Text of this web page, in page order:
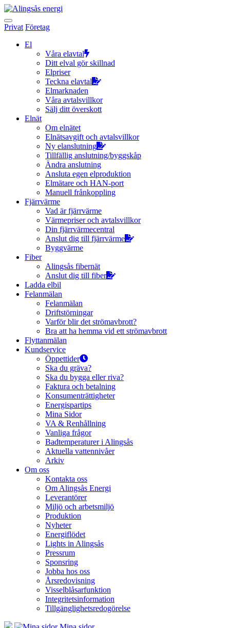
Hoppa
till
innehållet
Privat Företag
El
Våra elavtal
Ditt elval gör skillnad
Elpriser
Teckna elavtal
Elmarknaden
Våra avtalsvillkor
Sälj ditt överskott
Elnät
Om elnätet
Elnätsavgift och avtalsvillkor
Ny elanslutning
Tillfällig anslutning/byggskåp
Ändra anslutning
Ansluta egen elproduktion
Elmätare och HAN-port
Manuell frånkoppling
Fjärrvärme
Vad är fjärrvärme
Värmepriser och avtalsvillkor
Din fjärrvärmecentral
Anslut dig till fjärrvärme
Byggvärme
Fiber
Alingsås fibernät
Anslut dig till fiber
Ladda elbil
Felanmälan
Felanmälan
Driftstörningar
Varför blir det strömavbrott?
Bra att ha hemma vid ett strömavbrott
Flyttanmälan
Kundservice
Öppettider
Ska du gräva?
Ska du bygga eller riva?
Faktura och betalning
Konsumenträttigheter
Energispartips
Mina Sidor
VA & Renhållning
Vanliga frågor
Badtemperaturer i Alingsås
Aktuella vattennivåer
Arkiv
Om oss
Kontakta oss
Om Alingsås Energi
Leverantörer
Miljö och arbetsmiljö
Produktion
Nyheter
Energiflödet
Lights in Alingsås
Pressrum
Sponsring
Jobba hos oss
Årsredovisning
Visselblåsarfunktion
Integritetsinformation
Tillgänglighetsredogörelse